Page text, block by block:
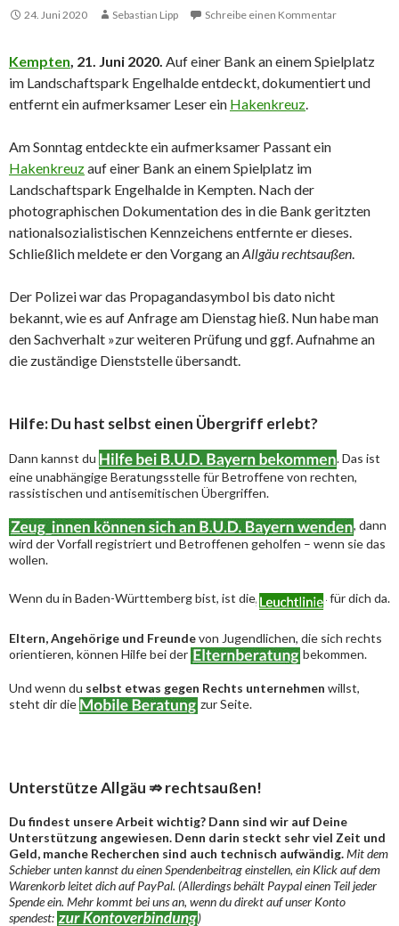
24. Juni 2020 Sebastian Lipp Schreibe einen Kommentar
Kempten, 21. Juni 2020. Auf einer Bank an einem Spielplatz
im Landschaftspark Engelhalde entdeckt, dokumentiert und
entfernt ein aufmerksamer Leser ein Hakenkreuz.
Am Sonntag entdeckte ein aufmerksamer Passant ein
Hakenkreuzauf einer Bank an einem Spielplatz im
Landschaftspark Engelhalde in Kempten. Nach der
photographischen Dokumentation des in die Bank geritzten
nationalsozialistischen Kennzeichens entfernte er dieses.
Schließlich meldete er den Vorgang anAllgäu rechtsaußen.
Der Polizei war das Propagandasymbol bis dato nicht
bekannt, wie es auf Anfrage am Dienstag hieß. Nun habe man
den Sachverhalt »zur weiteren Prüfung und ggf. Aufnahme an
die zuständige Dienststelle übersandt.
Hilfe: Du hast selbst einen Übergriff erlebt?
Dann kannst du
. Das ist
eine unabhängige Beratungsstelle für Betroffene von rechten,
rassistischen und antisemitischen Übergriffen.
, dann
wird der Vorfall registriert und Betroffenen geholfen – wenn sie das
wollen.
Wenn du in Baden-Württemberg bist, ist die für dich da.
Eltern, Angehörige und Freundevon Jugendlichen, die sich rechts
orientieren, können Hilfe bei der
bekommen.
Und wenn du selbst etwas gegen Rechts unternehmen willst,
steht dir die
zur Seite.
Unterstütze Allgäu ⇏ rechtsaußen!
Du findest unsere Arbeit wichtig? Dann sind wir auf Deine
Unterstützung angewiesen. Denn darin steckt sehr viel Zeit und
Geld, manche Recherchen sind auch technisch aufwändig.Mit dem
Schieber unten kannst du einen Spendenbeitrag einstellen, ein Klick auf dem
Warenkorb leitet dich auf PayPal. (Allerdings behält Paypal einen Teil jeder
Spende ein. Mehr kommt bei uns an, wenn du direkt auf unser Konto
spendest:
)